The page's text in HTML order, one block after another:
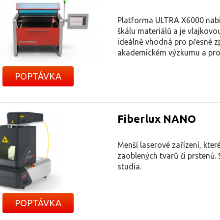
Platforma ULTRA X6000
škálu materiálů a je
ideálně vhodná pro přesné
akademickém výzkumu a
POPTÁVKA
Fiberlux NANO
Menší laserové zařízení,
zaoblených tvarů či
studia.
POPTÁVKA